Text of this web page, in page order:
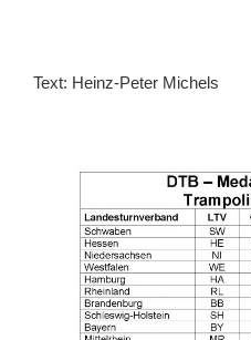
Text: Heinz-Peter Michels